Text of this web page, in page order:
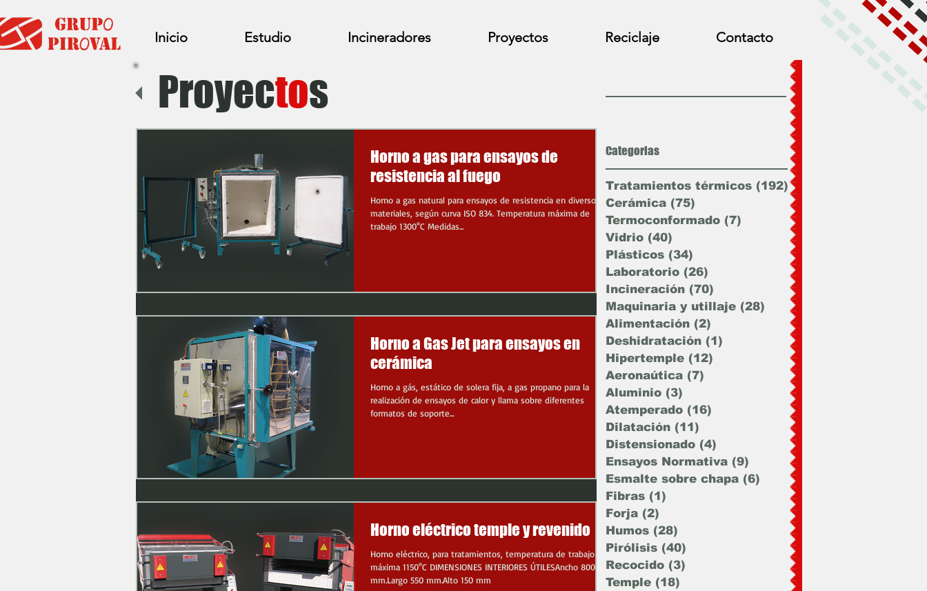
Inicio Estudio Incineradores Proyectos Reciclaje Contacto
Proyectos
Horno a gas para ensayos de
resistencia al fuego
Horno a gas natural para ensayos de resistencia en diversos
materiales, según curva ISO 834. Temperatura máxima de
trabajo 1300°C Medidas...
Horno a Gas Jet para ensayos en
cerámica
Horno a gás, estático de solera fija, a gas propano para la
realización de ensayos de calor y llama sobre diferentes
formatos de soporte...
Horno eléctrico temple y revenido
Horno eléctrico, para tratamientos, temperatura de trabajo
máxima 1150°C DIMENSIONES INTERIORES ÚTILESAncho 800
mm.Largo 550 mm.Alto 150 mm
Categorias
Tratamientos térmicos (192)192 entradas
Cerámica (75)
Termoconformado (7) 7 entradas
Vidrio (40)
Plásticos (34)
Laboratorio (26)
Incineración (70)
Maquinaria y utillaje (28) 28 entradas
Alimentación (2)
Deshidratación (1)
Hipertemple (12)
Aeronaútica (7)
Aluminio (3)
Atemperado (16)
Dilatación (11)
Distensionado (4)
Ensayos Normativa (9) 9 entradas
Esmalte sobre chapa (6) 6 entradas
Fibras (1)
Forja (2)
Humos (28)
Pirólisis (40)
Recocido (3)
Temple (18)